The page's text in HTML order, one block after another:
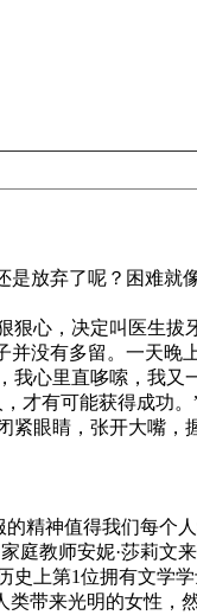
放弃了呢？困难就
心，决定叫医生拔
没有多留。一天晚
我心里直哆嗦，我又
才有可能获得成功
紧眼睛，张开大嘴
精神值得我们每个人
庭教师安妮·莎莉文
上第1位拥有文学学
类带来光明的女性，